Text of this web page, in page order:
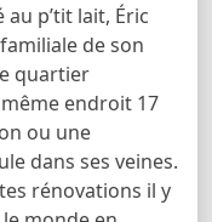
p’tit lait, Éric
de son
quartier
endroit 17
ou une
dans ses veines.
rénovations il y